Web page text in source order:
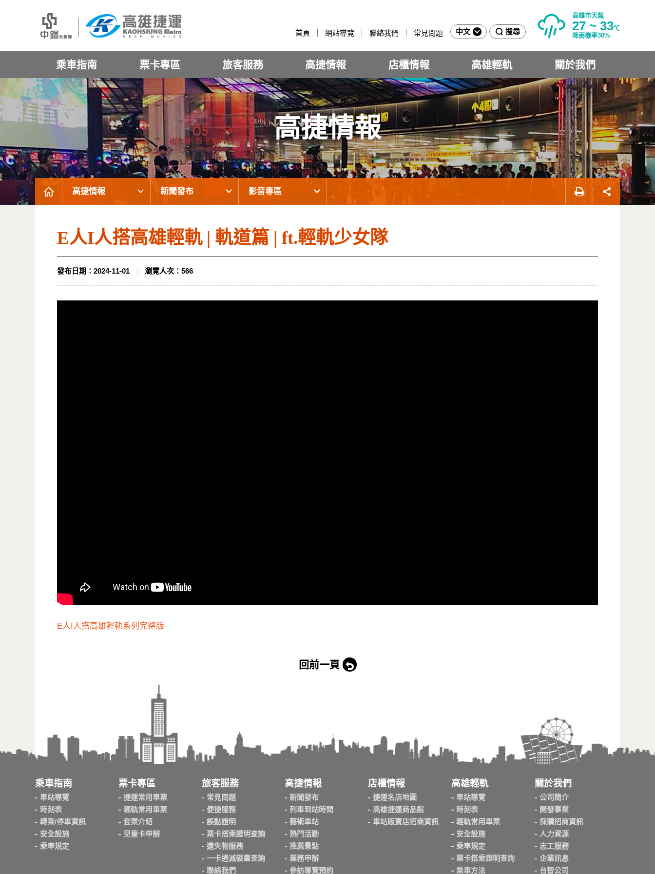
首頁 網站導覽 聯絡我們 常見問題 中文 搜尋
高雄市天氣
27 ~ 33℃
降雨機率30%
乘車指南 票卡專區 旅客服務 高捷情報 店櫃情報 高雄輕軌 關於我們
高捷情報
高捷情報 新聞發布 影音專區
E人I人搭高雄輕軌 | 軌道篇 | ft.輕軌少女隊
發布日期： 2024-11-01 瀏覽人次： 566
E人I人搭高雄輕軌系列完整版
回前一頁
乘車指南
車站導覽
時刻表
轉乘/停車資訊
安全設施
乘車規定
票卡專區
捷運常用車票
輕軌常用車票
套票介紹
兒童卡申辦
旅客服務
常見問題
便捷服務
誤點證明
票卡搭乘證明查詢
遺失物服務
一卡通減碳量查詢
聯絡我們
高捷情報
新聞發布
列車到站時間
藝術車站
熱門活動
推薦景點
業務申辦
參訪導覽預約
店櫃情報
捷運名店地圖
高雄捷運商品館
車站販賣店招商資訊
高雄輕軌
車站導覽
時刻表
輕軌常用車票
安全設施
乘車規定
票卡搭乘證明查詢
乘車方法
關於我們
公司簡介
開發事業
採購招商資訊
人力資源
志工服務
企業訊息
台智公司